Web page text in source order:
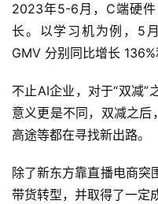
2023年5-6月，C端硬
长。以学习机为例，5
GMV 分别同比增长 136%
不止AI企业，对于“双减”
意义更是不同，双减之后
高途等都在寻找新出路。
除了新东方靠直播电商突
带货转型，并取得了一定